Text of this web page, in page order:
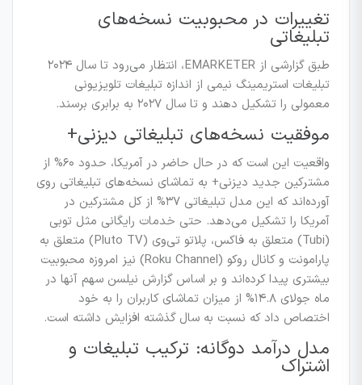
تغییرات در محبوبیت نسخه‌های
تبلیغاتی
طبق گزارشی از EMARKETER، انتظار می‌رود تا سال ۲۰۲۴
تبلیغات استریمینگ نیمی از اندازه تبلیغات تلویزیونی
معمولی را تشکیل دهند و تا سال ۲۰۲۷ به برابری برسند.
موفقیت نسخه‌های تبلیغاتی دیزنی+
واقعیت این است که در حال حاضر در آمریکا، حدود ۶۰% از
مشترکین جدید دیزنی+ به تماشای نسخه‌های تبلیغاتی روی
آورده‌اند که این مدل تبلیغاتی ۳۷% از کل مشترکین در
آمریکا را تشکیل می‌دهد. حتی خدمات رایگانی مثل توبی
(Tubi) متعلق به فاکس، پلاتو تی‌وی (Pluto TV) متعلق به
پارامونت و کانال روکو (Roku Channel) نیز امروزه محبوبیت
بیشتری پیدا کرده‌اند و بر اساس گزارش نیلسن سهم آنها در
ماه جولای ۱۴.۸% از میزان تماشای کاربران را به خود
اختصاص داد که نسبت به سال گذشته افزایش داشته است.
مدل درآمد دوگانه: ترکیب تبلیغات و
اشتراک